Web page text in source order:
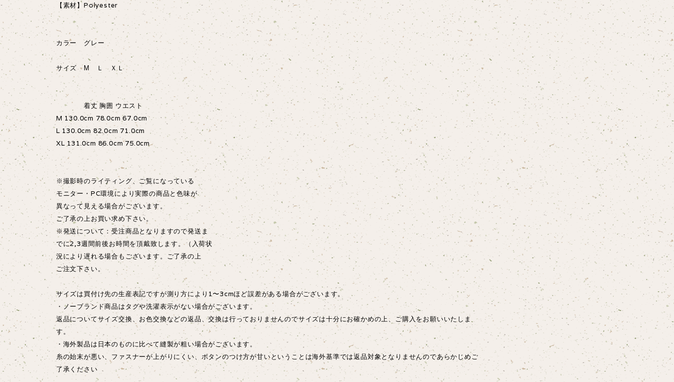
【素材】Polyester
カラー グレー
サイズ М Ｌ ＸＬ
着丈 胸囲 ウエスト
M 130.0cm 78.0cm 67.0cm
L 130.0cm 82.0cm 71.0cm
XL 131.0cm 86.0cm 75.0cm
※撮影時のライティング、ご覧になっている
モニター・PC環境により実際の商品と色味が
異なって見える場合がございます。
ご了承の上お買い求め下さい。
※発送について：受注商品となりますので発送ま
でに2,3週間前後お時間を頂戴致します。（入荷状
況により遅れる場合もございます。ご了承の上
ご注文下さい。
サイズは買付け先の生産表記ですが測り方により1〜3cmほど誤差がある場合がございます。
・ノーブランド商品はタグや洗濯表示がない場合がございます。
返品についてサイズ交換、お色交換などの返品、交換は行っておりませんのでサイズは十分にお確かめの上、ご購入をお願いいたしま
す。
・海外製品は日本のものに比べて縫製が粗い場合がございます。
糸の始末が悪い、ファスナーが上がりにくい、ボタンのつけ方が甘いということは海外基準では返品対象となりませんのであらかじめご
了承ください